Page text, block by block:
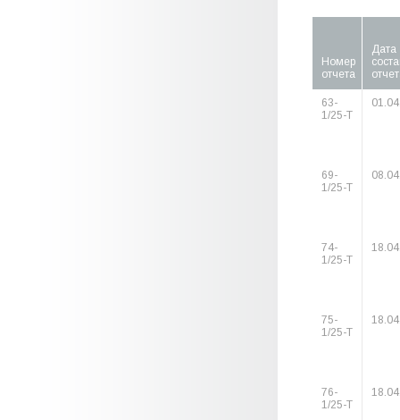
Номер
отчета
Дата
63-
1/25-Т
69-
1/25-Т
74-
1/25-Т
75-
1/25-Т
76-
1/25-Т